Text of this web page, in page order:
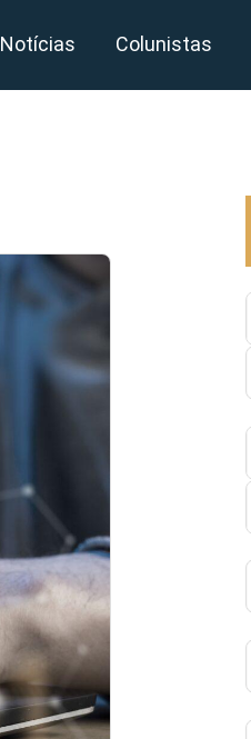
Notícias Colunistas